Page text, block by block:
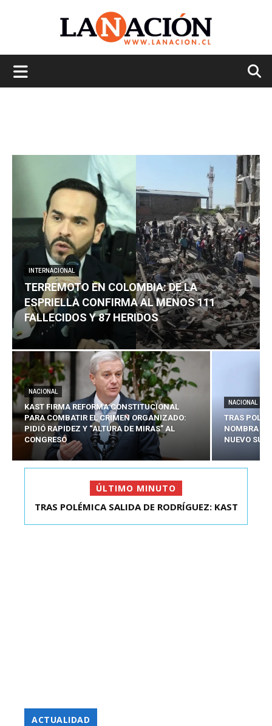
INTERNACIONAL
TERREMOTO EN COLOMBIA: DE LA
ESPRIELLA CONFIRMA AL MENOS 111
FALLECIDOS Y 87 HERIDOS
NACIONAL
KAST FIRMA REFORMA CONSTITUCIONAL
PARA COMBATIR EL CRIMEN ORGANIZADO:
PIDIÓ RAPIDEZ Y “ALTURA DE MIRAS” AL
CONGRESO
NACIONAL
TRAS
NOMBRA A
NUEVO
ÚLTIMO MINUTO
TERREMOTO EN COLOMBIA: DE LA ESPRIELLA
TRAS POLÉMICA SALIDA DE RODRÍGUEZ: KAST
ACTUALIDAD